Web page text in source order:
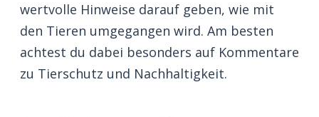
wertvolle Hinweise darauf geben, wie mit
den Tieren umgegangen wird. Am besten
achtest du dabei besonders auf Kommentare
zu Tierschutz und Nachhaltigkeit.